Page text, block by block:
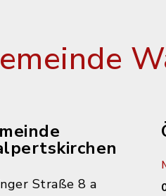
Straße 8 a